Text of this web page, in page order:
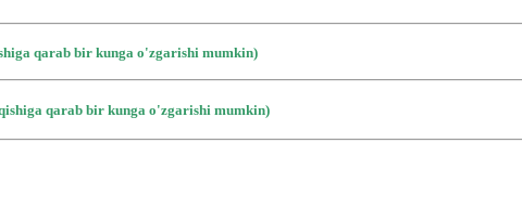
qarab bir kunga o'zgarishi mumkin)
qarab bir kunga o'zgarishi mumkin)